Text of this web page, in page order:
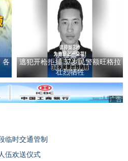
各
逃犯开枪拒捕 37岁民警额旺格拉
壮烈牺牲
广告
临时交通管制
伍欢送仪式